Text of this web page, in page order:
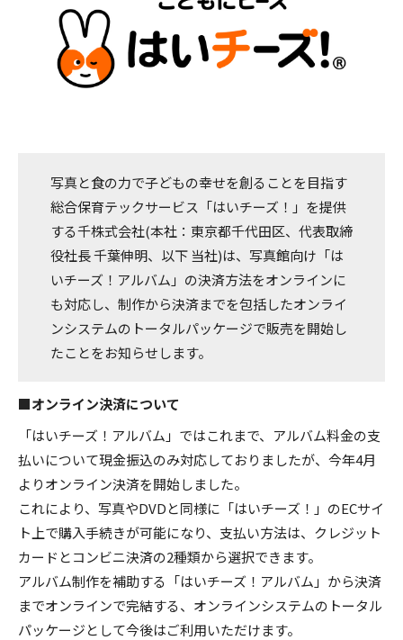
写真と食の力で子どもの幸せを創ることを目指す
総合保育テックサービス「はいチーズ！」を提供
する千株式会社(本社：東京都千代田区、代表取締
役社長 千葉伸明、以下 当社)は、写真館向け「は
いチーズ！アルバム」の決済方法をオンラインに
も対応し、制作から決済までを包括したオンライ
ンシステムのトータルパッケージで販売を開始し
たことをお知らせします。
■オンライン決済について
「はいチーズ！アルバム」ではこれまで、アルバム料金の支
払いについて現金振込のみ対応しておりましたが、今年4月
よりオンライン決済を開始しました。
これにより、写真やDVDと同様に「はいチーズ！」のECサイ
ト上で購入手続きが可能になり、支払い方法は、クレジット
カードとコンビニ決済の2種類から選択できます。
アルバム制作を補助する「はいチーズ！アルバム」から決済
までオンラインで完結する、オンラインシステムのトータル
パッケージとして今後はご利用いただけます。